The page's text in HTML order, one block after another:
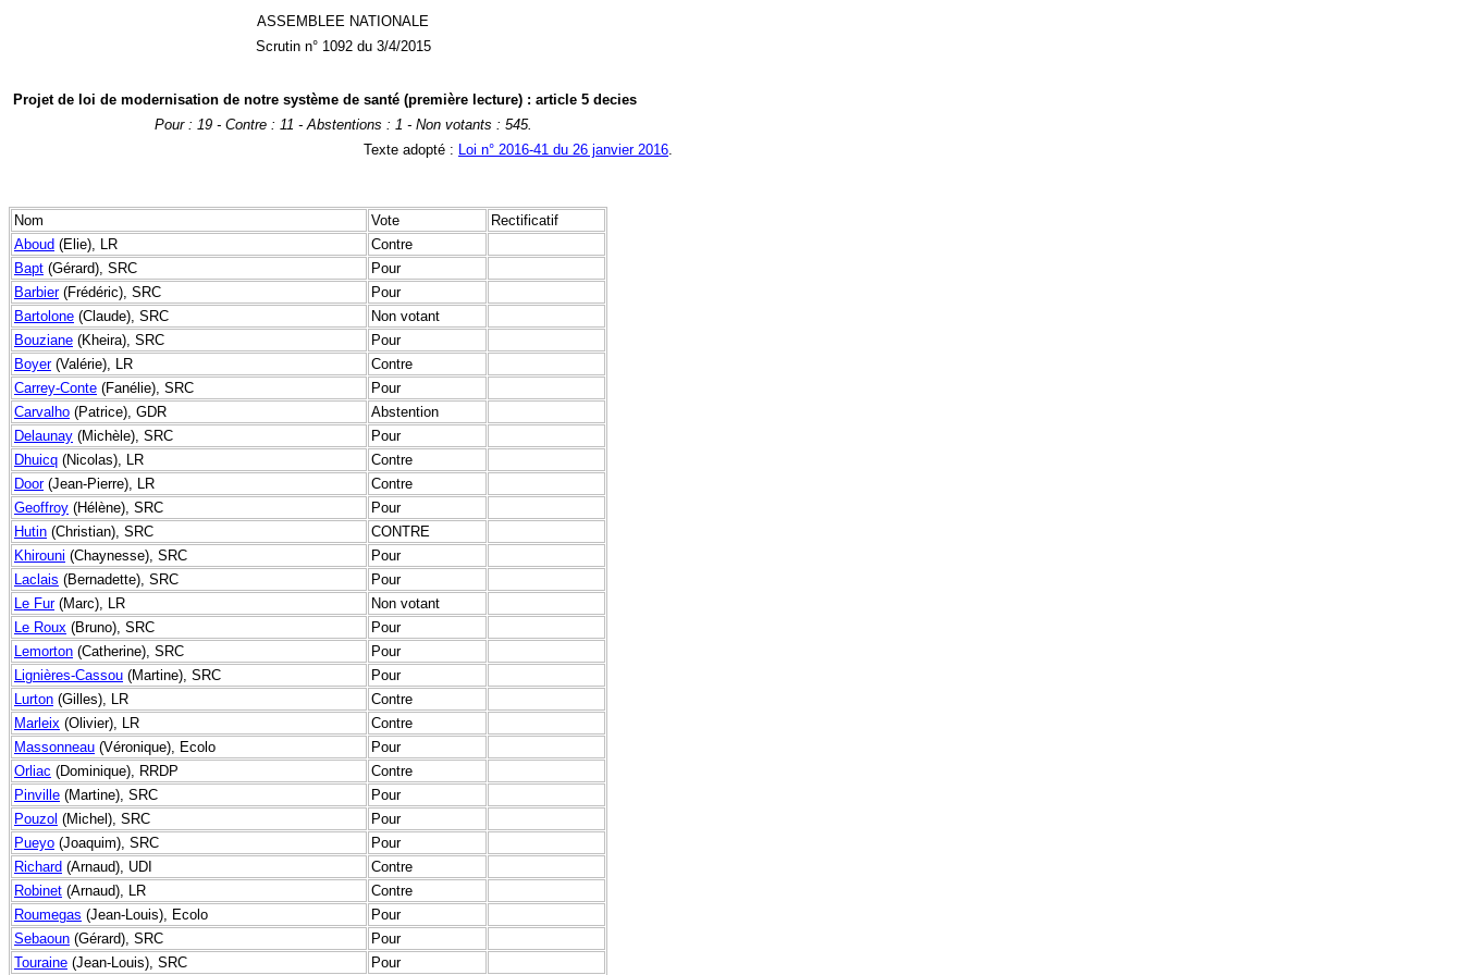
ASSEMBLEE NATIONALE
Scrutin n° 1092 du 3/4/2015
Projet de loi de modernisation de notre système de santé (première lecture) : article 5 decies
Pour : 19 - Contre : 11 - Abstentions : 1 - Non votants : 545.
Texte adopté : Loi n° 2016-41 du 26 janvier 2016.
Nom Vote
Rectificatif
Aboud (Elie), LR
Contre
Bapt (Gérard), SRC
Pour
Barbier(Frédéric), SRC
Pour
Bartolone (Claude), SRC
Non votant
Bouziane (Kheira), SRC
Pour
Boyer(Valérie), LR
Contre
Carrey-Conte (Fanélie), SRC
Pour
Carvalho (Patrice), GDR
Abstention
Delaunay (Michèle), SRC
Pour
Dhuicq (Nicolas), LR
Contre
Door(Jean-Pierre), LR
Contre
Geoffroy (Hélène), SRC
Pour
Hutin (Christian), SRC
CONTRE
Khirouni (Chaynesse), SRC
Pour
Laclais (Bernadette), SRC
Pour
Le Fur(Marc), LR
Non votant
Le Roux (Bruno), SRC
Pour
Lemorton (Catherine), SRC
Pour
Lignières-Cassou (Martine), SRC
Pour
Lurton (Gilles), LR
Contre
Marleix (Olivier), LR
Contre
Massonneau (Véronique), Ecolo
Pour
Orliac (Dominique), RRDP
Contre
Pinville (Martine), SRC
Pour
Pouzol (Michel), SRC
Pour
Pueyo (Joaquim), SRC
Pour
Richard (Arnaud), UDI
Contre
Robinet (Arnaud), LR
Contre
Roumegas (Jean-Louis), Ecolo
Pour
Sebaoun (Gérard), SRC
Pour
Touraine (Jean-Louis), SRC Pour